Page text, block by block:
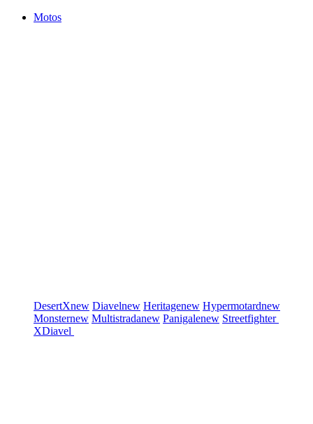
Motos
DesertXnew Diavelnew Heritagenew Hypermotardnew
Monsternew Multistradanew Panigalenew Streetfighter
XDiavel